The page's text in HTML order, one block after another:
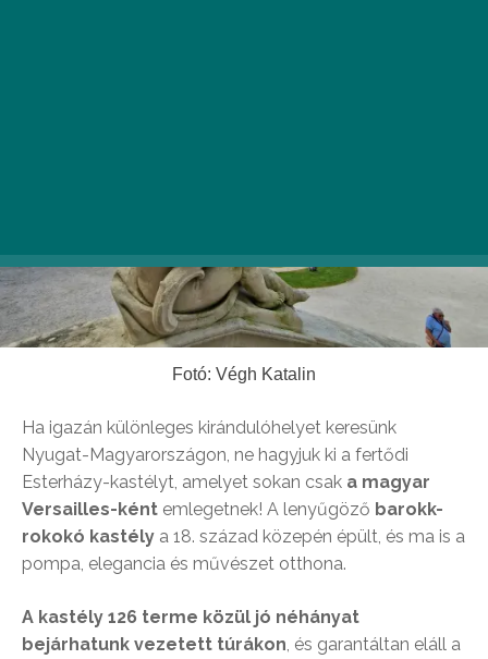
Fotó: Végh Katalin
Ha igazán különleges kirándulóhelyet keresünk
Nyugat-Magyarországon, ne hagyjuk ki a fertődi
Esterházy-kastélyt, amelyet sokan csak a magyar
Versailles-ként emlegetnek! A lenyűgöző barokk-
rokokó kastély a 18. század közepén épült, és ma is a
pompa, elegancia és művészet otthona.
A kastély 126 terme közül jó néhányat
bejárhatunk vezetett túrákon, és garantáltan eláll a